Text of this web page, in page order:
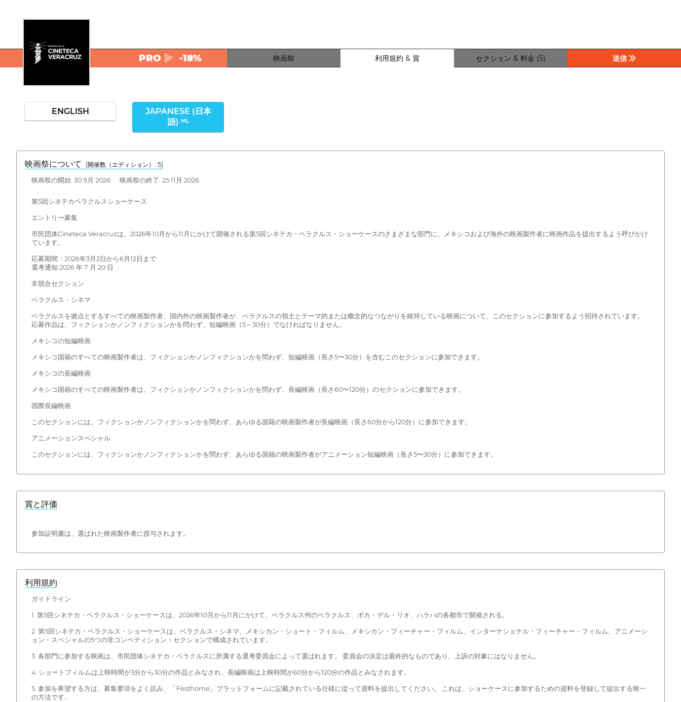
PRO -18% 映画祭 利用規約 & 賞 セクション & 料金 (5) 送信
ENGLISH
JAPANESE (日本
語) ML
映画祭について (開催数（エディション）: 5)
映画祭の開始: 30 9月 2026 映画祭の終了: 25 11月 2026
第5回シネテカベラクルスショーケース
エントリー募集
市民団体Cineteca Veracruzは、2026年10月から11月にかけて開催される第5回シネテカ・ベラクルス・ショーケースのさまざまな部門に、メキシコおよび海外の映画製作者に映画作品を提出するよう呼びかけ
ています。
応募期間：2026年3月2日から6月12日まで
選考通知:2026 年 7 月 20 日
非競合セクション
ベラクルス・シネマ
ベラクルスを拠点とするすべての映画製作者、国内外の映画製作者が、ベラクルスの領土とテーマ的または概念的なつながりを維持している映画について、このセクションに参加するよう招待されています。
応募作品は、フィクションかノンフィクションかを問わず、短編映画（5～30分）でなければなりません。
メキシコの短編映画
メキシコ国籍のすべての映画製作者は、フィクションかノンフィクションかを問わず、短編映画（長さ5〜30分）を含むこのセクションに参加できます。
メキシコの長編映画
メキシコ国籍のすべての映画製作者は、フィクションかノンフィクションかを問わず、長編映画（長さ60〜120分）のセクションに参加できます。
国際長編映画
このセクションには、フィクションかノンフィクションかを問わず、あらゆる国籍の映画製作者が長編映画（長さ60分から120分）に参加できます。
アニメーションスペシャル
このセクションには、フィクションかノンフィクションかを問わず、あらゆる国籍の映画製作者がアニメーション短編映画（長さ5〜30分）に参加できます。
賞と評価
参加証明書は、選ばれた映画製作者に授与されます。
利用規約
ガイドライン
1. 第5回シネテカ・ベラクルス・ショーケースは、2026年10月から11月にかけて、ベラクルス州のベラクルス、ボカ・デル・リオ、ハラパの各都市で開催される。
2. 第5回シネテカ・ベラクルス・ショーケースは、ベラクルス・シネマ、メキシカン・ショート・フィルム、メキシカン・フィーチャー・フィルム、インターナショナル・フィーチャー・フィルム、アニメーシ
ョン・スペシャルの5つの非コンペティション・セクションで構成されています。
3. 各部門に参加する映画は、市民団体シネテカ・ベラクルスに所属する選考委員会によって選ばれます。 委員会の決定は最終的なものであり、上訴の対象にはなりません。
4. ショートフィルムは上映時間が3分から30分の作品とみなされ、長編映画は上映時間が60分から120分の作品とみなされます。
5. 参加を希望する方は、募集要項をよく読み、「Festhome」プラットフォームに記載されている仕様に従って資料を提出してください。 これは、ショーケースに参加するための資料を登録して提出する唯一
の方法です。